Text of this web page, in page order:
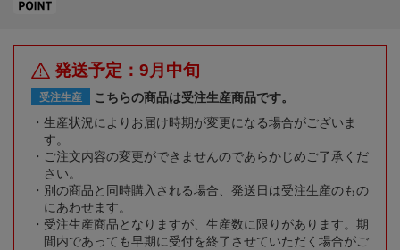
発送予定：9月中旬
受注生産
こちらの商品は受注生産商品です。
生産状況によりお届け時期が変更になる場合がございま
す。
ご注文内容の変更ができませんのであらかじめご了承くだ
さい。
別の商品と同時購入される場合、発送日は受注生産のもの
にあわせます。
受注生産商品となりますが、生産数に限りがあります。期
間内であっても早期に受付を終了させていただく場合がご